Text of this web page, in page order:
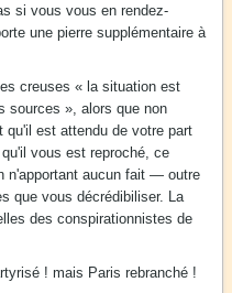
si vous vous en rendez-
une pierre supplémentaire à
creuses « la situation est
sources », alors que non
est attendu de votre part
vous est reproché, ce
n'apportant aucun fait — outre
que vous décrédibiliser. La
des conspirationnistes de
! mais Paris rebranché !